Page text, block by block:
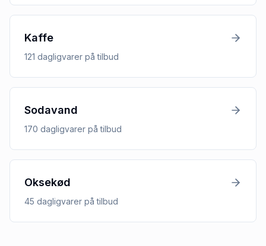
Kaffe
121 dagligvarer på tilbud
Sodavand
170 dagligvarer på tilbud
Oksekød
45 dagligvarer på tilbud